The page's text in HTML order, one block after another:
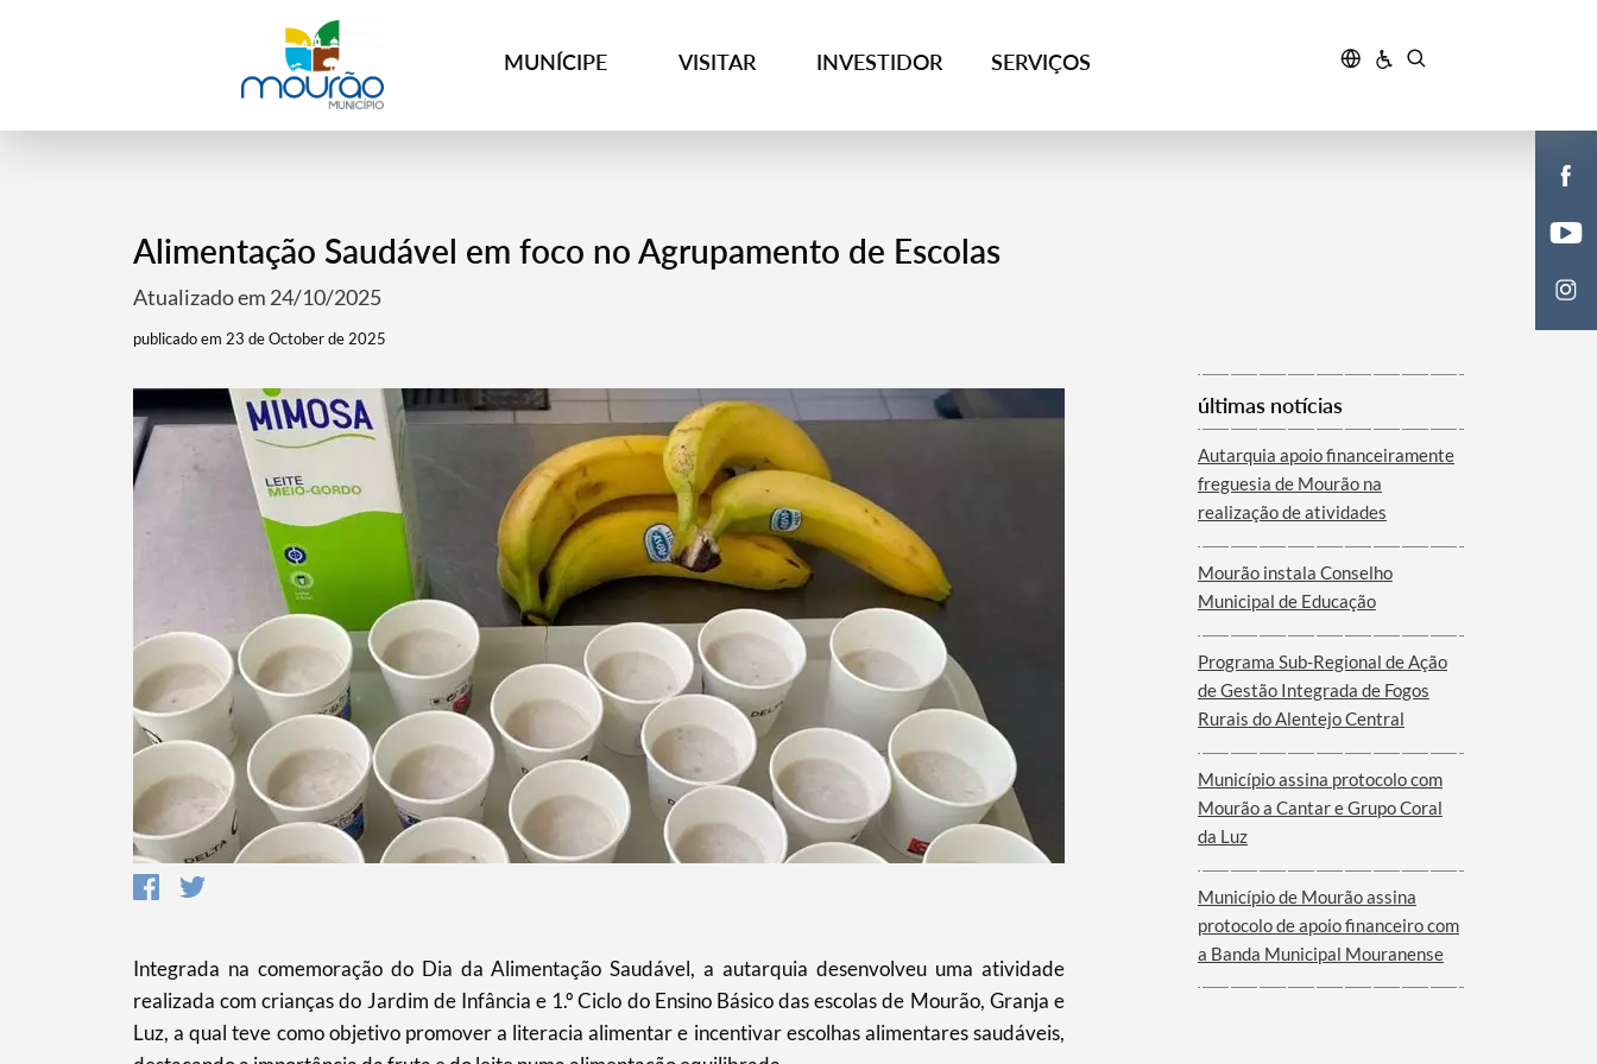
MUNÍCIPE VISITAR INVESTIDOR SERVIÇOS
Termo de Pesquisa
Alimentação Saudável em foco no Agrupamento de Escolas
Atualizado em 24/10/2025
publicado em 23 de October de 2025
Integrada na comemoração do Dia da Alimentação Saudável, a autarquia desenvolveu uma atividade
realizada com crianças do Jardim de Infância e 1.º Ciclo do Ensino Básico das escolas de Mourão, Granja e
Luz, a qual teve como objetivo promover a literacia alimentar e incentivar escolhas alimentares saudáveis,
últimas notícias
Autarquia apoio financeiramente
freguesia de Mourão na
realização de atividades
Mourão instala Conselho
Municipal de Educação
Programa Sub-Regional de Ação
de Gestão Integrada de Fogos
Rurais do Alentejo Central
Município assina protocolo com
Mourão a Cantar e Grupo Coral
da Luz
Município de Mourão assina
protocolo de apoio financeiro com
a Banda Municipal Mouranense